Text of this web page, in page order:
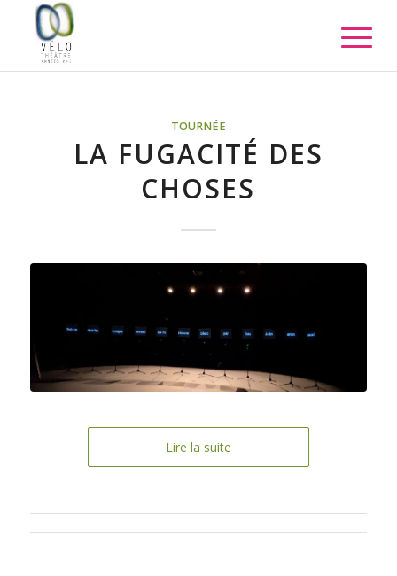
TOURNÉE
LA FUGACITÉ DES
CHOSES
Lire la suite